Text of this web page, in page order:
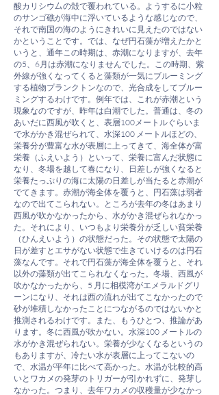
酸カリシウ厶の殻で覆われている。ようするに小粒
のサンゴ礁が海中に浮いているような感じなので、
それで南国の海のようにきれいに見えたのではない
かということです。では、なぜ円石藻が増えたかと
いうと、通年この時期は、赤潮になりますが、去年
の5、6月は赤潮になりませんでした。この時期、紫
外線が強くなってくると藻類が一気にブルーミング
する植物プランクトンなので、光合成をしてブルー
ミングするわけです。例年では、これが赤潮という
現象なのですが、昨年は白潮でした。普通は、冬の
あいだに西風が吹くと、表層100メートルぐらいま
で水がかき混ぜられて、水深100 メートルほどの、
栄養分が豊富な水が表層に上ってきて、海全体が富
栄養（ふえいよう）といって、栄養に富んだ状態に
なり、冬場を越して春になり、日差しが強くなると
栄養たっぷりの海に太陽の日差しが当たると赤潮が
でてきます。赤潮が海全体を覆うと、円石藻は弱者
なので出てこられない。ところが去年の冬はあまり
西風が吹かなかったから、水がかき混ぜられなかっ
た。それにより、いつもより栄養分が乏しい貧栄養
（ひんえいよう）の状態だった。その状態で太陽の
日が差すとエサがない状態で生きていけるのは円石
藻なんです。それで円石藻が海全体を覆うと、それ
以外の藻類が出てこられなくなった。冬場、西風が
吹かなかったから、5 月に相模湾がエメラルドグリ
ーンになり、それは西の流れが出てこなかったので
砂が堆積しなかったことにつながるのではないかと
推測されるわけです。また、もうひとつ、推論があ
ります。冬に西風が吹かない。水深100 メートルの
水がかき混ぜられない。栄養が少なくなるというの
もありますが、冷たい水が表層に上ってこないの
で、水温が平年に比べて高かった。水温が比較的高
いとワカメの発芽のトリガーが引かれずに、発芽し
なかった。つまり、去年ワカメの収穫量が少なかっ